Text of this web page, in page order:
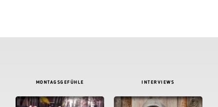
MONTAGSGEFÜHLE INTERVIEWS